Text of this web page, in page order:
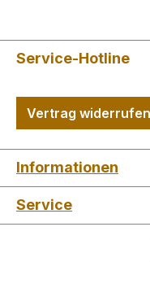
Service-Hotline
Vertrag widerrufen
Informationen
Service